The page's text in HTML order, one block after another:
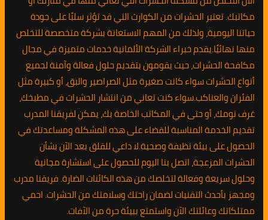
مكاتبك. تعتبر الحشرات من الكوارث التي قد تؤثر سلبًا على جودة
حياتنا اليومية، ولذلك من المهم الاستعانة بشركة متخصصة للتخلص
منها نهائيًا.يقدم خبراء الشركة الألمانية خدمات متميزة في مجال
مكافحة الحشرات، حيث يقومون بتقديم حلول فعالة وآمنة لجميع
أنواع الحشرات سواء كانت صغيرة مثل الصراصير والبق، أو كبيرة مثل
الفئران والعناكب.سواء كنت تعاني من انتشار الحشرات في مطبخك،
غرف نومك، أو حتى في المكاتب الخاصة بك، يمكن لفريقنا المدرب
تقديم الخدمة المناسبة للقضاء على هذه المشكلة ومساعدتك في
الحصول على بيئة نظيفة وصحية.لا داعي للقلق بعد الآن بشأن
الحشرات المزعجة، اتصل بنا اليوم للحصول على استشارة مجانية
وحلول سريعة وفعالة لتخلصك من هذه الكائنات الضارة. فريقنا مدرب
ومجهز بأحدث التقنيات لضمان راحتك وسلامتك من الحشرات. احمي
ممتلكاتك وعائلتك الآن واستمتع ببيئة حرة من الآفات.